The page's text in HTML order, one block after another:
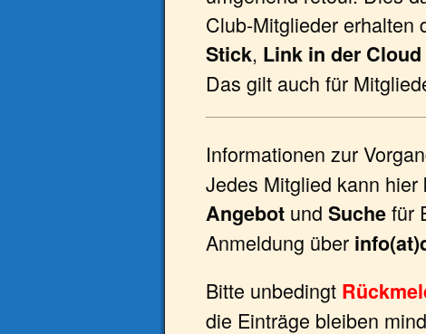
Club-Mitglieder erhalten
Stick, Link in der Cloud
Das gilt auch für
Informationen zur
Jedes Mitglied kann
Angebot und Suchefür
Anmeldung über
Bitte unbedingt
die Einträge bleiben